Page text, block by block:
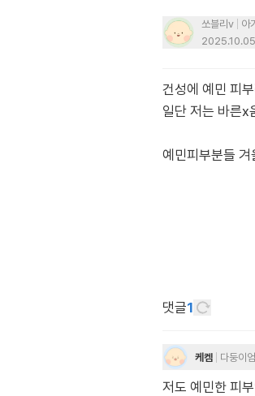
쏘블리v
아
2025.10.05
건성에 예민 피
일단 저는 바른x
예민피부분들
댓글1
케켐 다둥이
저도 예민한 피